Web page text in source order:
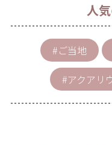
人
#ご当地
#アクアリ